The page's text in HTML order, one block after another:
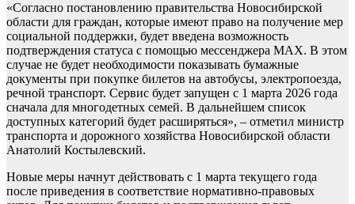
«Согласно постановлению правительства Новосибирской
области для граждан, которые имеют право на получение мер
социальной поддержки, будет введена возможность
подтверждения статуса с помощью мессенджера MAX. В этом
случае не будет необходимости показывать бумажные
документы при покупке билетов на автобусы, электропоезда,
речной транспорт. Сервис будет запущен с 1 марта 2026 года
сначала для многодетных семей. В дальнейшем список
доступных категорий будет расширяться», – отметил министр
транспорта и дорожного хозяйства Новосибирской области
Анатолий Костылевский.
Новые меры начнут действовать с 1 марта текущего года
после приведения в соответствие нормативно-правовых